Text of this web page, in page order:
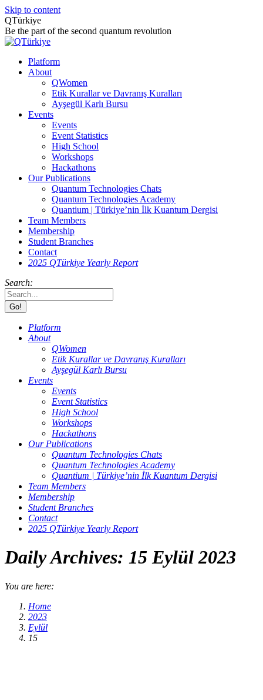
Skip to content
QTürkiye
Be the part of the second quantum revolution
Platform
About
QWomen
Etik Kurallar ve Davranış Kuralları
Ayşegül Karlı Bursu
Events
Events
Event Statistics
High School
Workshops
Hackathons
Our Publications
Quantum Technologies Chats
Quantum Technologies Academy
Quantium | Türkiye’nin İlk Kuantum Dergisi
Team Members
Membership
Student Branches
Contact
2025 QTürkiye Yearly Report
Search:
Platform
About
QWomen
Etik Kurallar ve Davranış Kuralları
Ayşegül Karlı Bursu
Events
Events
Event Statistics
High School
Workshops
Hackathons
Our Publications
Quantum Technologies Chats
Quantum Technologies Academy
Quantium | Türkiye’nin İlk Kuantum Dergisi
Team Members
Membership
Student Branches
Contact
2025 QTürkiye Yearly Report
Daily Archives: 15 Eylül 2023
You are here:
Home
2023
Eylül
15